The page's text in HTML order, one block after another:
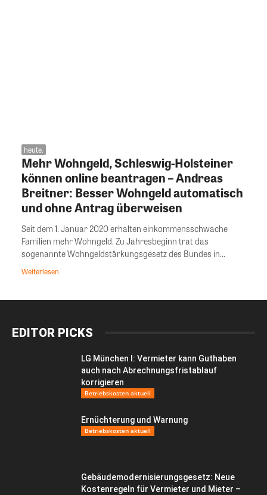
heute.
Mehr Wohngeld, Schleswig-Holsteiner
können online beantragen – Andreas
Breitner: Besser Wohngeld automatisch
und ohne Antrag überweisen
Seit dem 1. Januar 2020 erhalten einkommensschwache
Familien mehr Wohngeld. Zu Jahresbeginn trat das
sogenannte Wohngeldstärkungsgesetz des Bundes in...
Weiterlesen
EDITOR PICKS
LG München I: Vermieter kann Guthaben
auch nach Abrechnungsfristablauf
korrigieren
Betriebskosten aktuell
Ernüchterung und Warnung
Betriebskosten aktuell
Gebäudemodernisierungsgesetz: Neue
Kostenregeln für Vermieter und Mieter –